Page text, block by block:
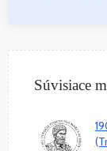
Súvisiace